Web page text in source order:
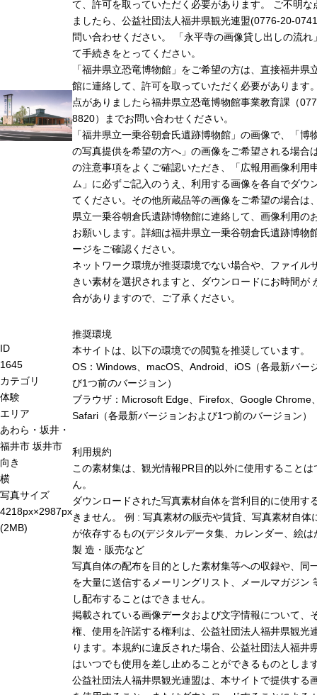
ID
1645
カテゴリ
体験
エリア
あわら・坂井・
福井市 坂井市
向き
横
写真サイズ
4218px×2987px
(2MB)
て、許可を取っていただく必要があります。 ご不明な
ましたら、公益社団法人福井県観光連盟(0776-20-
問い合わせください。 「永平寺の画像貸し出しの流れ
て手続きをとってください。
「福井県立恐竜博物館」をご希望の方は、直接福井県
館に連絡して、許可を取っていただく必要があります
点がありましたら福井県立恐竜博物館事業教育課（
8820）までお問い合わせください。
「福井県立一乗谷朝倉氏遺跡博物館」の画像で、「博
の写真提供を希望の方へ」の画像をご希望される場合
の注意事項をよくご確認いただき、「広報用画像利用
ム」に必ずご記入のうえ、利用する画像を各自でダウ
てください。その他所蔵品等の画像をご希望の場合は
県立一乗谷朝倉氏遺跡博物館に連絡して、画像利用の
お願いします。詳細は福井県立一乗谷朝倉氏遺跡博物
ージをご確認ください。
ネットワーク環境が推奨環境でない場合や、ファイル
きい素材を選択されますと、ダウンロードにお時間が
合がありますので、ご了承ください。
推奨環境
本サイトは、以下の環境での閲覧を推奨しています。
OS：Windows、macOS、Android、iOS（各最新バー
び1つ前のバージョン）
ブラウザ：Microsoft Edge、Firefox、Google Chrome
Safari（各最新バージョンおよび1つ前のバージョン）
利用規約
この素材集は、観光情報PR目的以外に使用することは
ん。
ダウンロードされた写真素材自体を営利目的に使用す
きません。 例 : 写真素材の販売や賃貸、写真素材自体
が依存するもの(デジタルデータ集、カレンダー、絵は
製 造・販売など
写真自体の配布を目的とした素材集等への収録や、同
を大量に送信するメーリングリスト、メールマガジン
し配布することはできません。
掲載されている画像データおよび文字情報について、
権、使用を許諾する権利は、公益社団法人福井県観光
ります。本規約に違反された場合、公益社団法人福井
はいつでも使用を差し止めることができるものとしま
公益社団法人福井県観光連盟は、本サイトで提供する